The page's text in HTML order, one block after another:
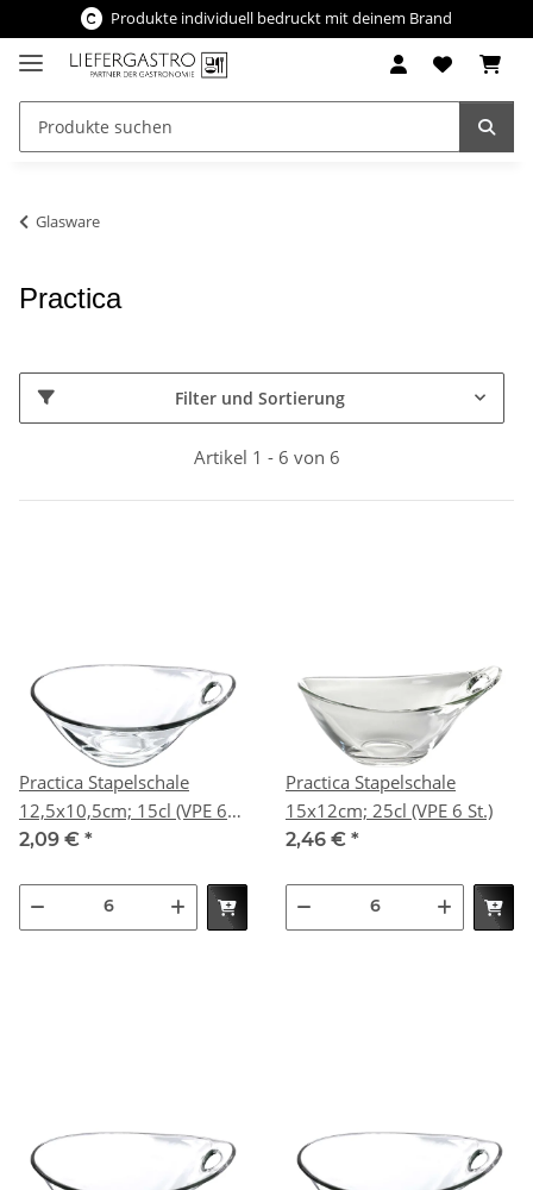
Produkte individuell bedruckt mit deinem Brand
Glasware
Practica
Filter und Sortierung
Artikel 1 - 6 von 6
Practica Stapelschale
12,5x10,5cm; 15cl (VPE 6
St.)
2,09 € *
Practica Stapelschale
15x12cm; 25cl (VPE 6 St.)
2,46 € *